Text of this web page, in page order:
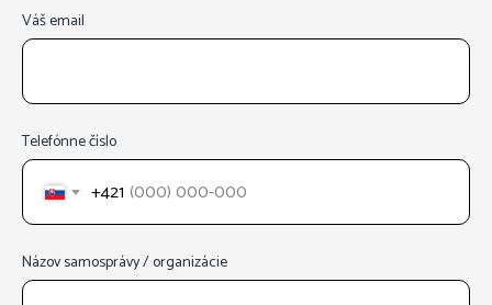
Váš email
Telefónne číslo
+421
Názov samosprávy / organizácie